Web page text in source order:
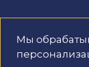
г.
Мы